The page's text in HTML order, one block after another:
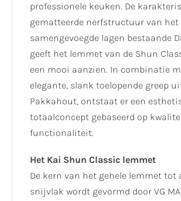
professionele keuken. De
gematteerde nerfstructuur van
samengevoegde lagen bestaande
geeft het lemmet van de Shun
een mooi aanzien. In combinatie
elegante, slank toelopende greep
Pakkahout, ontstaat er een
totaalconcept gebaseerd op
functionaliteit.
Het Kai Shun Classic lemmet
De kern van het gehele lemmet tot
snijvlak wordt gevormd door VG